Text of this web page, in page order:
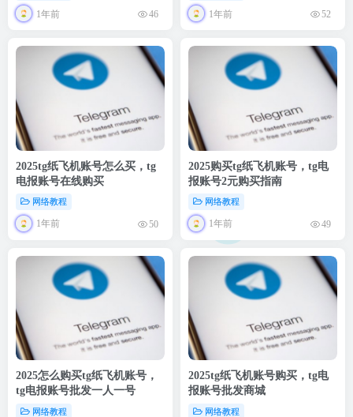
1年前 46 1年前 52
2025tg纸飞机账号怎么买，tg
电报账号在线购买
网络教程
1年前 50
2025购买tg纸飞机账号，tg电
报账号2元购买指南
网络教程
1年前 49
2025怎么购买tg纸飞机账号，
tg电报账号批发一人一号
网络教程
2025tg纸飞机账号购买，tg电
报账号批发商城
网络教程